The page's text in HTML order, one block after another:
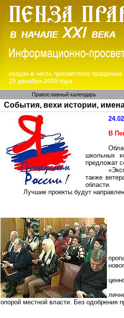
Православный календарь
События, вехи истории,
В
школьных
предложат
также
области.
Лучшие проекты будут
опорой местной власти. Без одобрения